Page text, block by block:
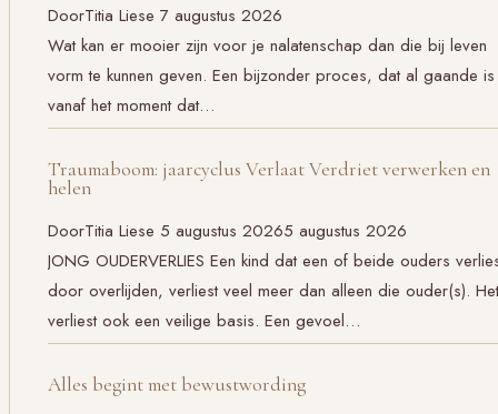
DoorTitia Liese 7 augustus 2026
Wat kan er mooier zijn voor je nalatenschap dan die bij leven
vorm te kunnen geven. Een bijzonder proces, dat al gaande is
vanaf het moment dat…
Traumaboom: jaarcyclus Verlaat Verdriet verwerken en
helen
DoorTitia Liese 5 augustus 20265 augustus 2026
JONG OUDERVERLIES Een kind dat een of beide ouders
door overlijden, verliest veel meer dan alleen die ouder(s). Het
verliest ook een veilige basis. Een gevoel…
Alles begint met bewustwording